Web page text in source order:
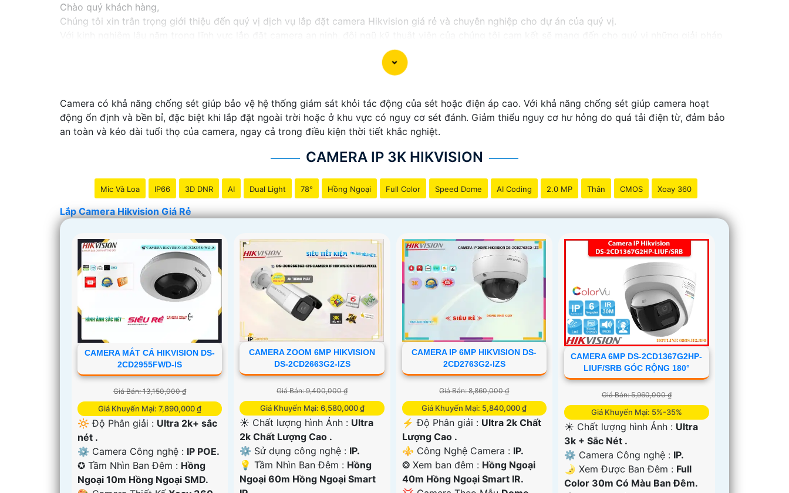
Chào quý khách hàng,
Chúng tôi xin trân trọng giới thiệu đến quý vị dịch vụ lắp đặt camera Hikvision giá rẻ và chuyên nghiệp cho dự án của quý vị.
Camera của Hikvision được biết đến là một trong những thương hiệu hàng đầu thế giới về giải pháp an ninh video. Với các tính năng và công nghệ
chất lượng hình ảnh sắc nét mà còn đem đến sự tin cậy và an toàn cho dự án của quý vị.
vị.
Camera có khả năng chống sét giúp bảo vệ hệ thống giám sát khỏi tác động của sét hoặc điện áp cao. Với khả năng chống sét giúp camera hoạt
động ổn định và bền bỉ, đặc biệt khi lắp đặt ngoài trời hoặc ở khu vực có nguy cơ sét đánh. Giảm thiểu nguy cơ hư hỏng do quá tải điện từ, đảm bảo
an toàn và kéo dài tuổi thọ của camera, ngay cả trong điều kiện thời tiết khắc nghiệt.
CAMERA IP 3K HIKVISION
Mic Và Loa IP66 3D DNR AI Dual Light 78° Hồng Ngoại Full Color Speed Dome AI Coding 2.0 MP Thân CMOS Xoay 360
Lắp Camera Hikvision Giá Rẻ
CAMERA MẮT CÁ HIKVISION DS-
2CD2955FWD-IS
Giá Bán: 13,150,000 ₫
Giá Khuyến Mại: 7,890,000 ₫
🔆 Độ Phân giải : Ultra 2k+ sắc
nét .
⚙ Camera Công nghệ : IP POE.
✪ Tầm Nhìn Ban Đêm : Hồng
Ngoại 10m Hồng Ngoại SMD.
CAMERA ZOOM 6MP HIKVISION
DS-2CD2663G2-IZS
Giá Bán: 9,400,000 ₫
Giá Khuyến Mại: 6,580,000 ₫
☀️ Chất lượng hình Ảnh : Ultra
2k Chất Lượng Cao .
⚙ Sử dụng công nghệ : IP.
💡 Tầm Nhìn Ban Đêm : Hồng
Ngoại 60m Hồng Ngoại Smart
CAMERA IP 6MP HIKVISION DS-
2CD2763G2-IZS
Giá Bán: 8,860,000 ₫
Giá Khuyến Mại: 5,840,000 ₫
️⚡ Độ Phân giải : Ultra 2k Chất
Lượng Cao .
⚜️ Công Nghệ Camera : IP.
❂ Xem ban đêm : Hồng Ngoại
40m Hồng Ngoại Smart IR.
CAMERA 6MP DS-2CD1367G2HP-
LIUF/SRB GÓC RỘNG 180°
Giá Bán: 5,960,000 ₫
Giá Khuyến Mại: 5%-35%
☀️ Chất lượng hình Ảnh : Ultra
3k + Sắc Nét .
⚙ Camera Công nghệ : IP.
🌛 Xem Được Ban Đêm : Full
Color 30m Có Màu Ban Ðêm.